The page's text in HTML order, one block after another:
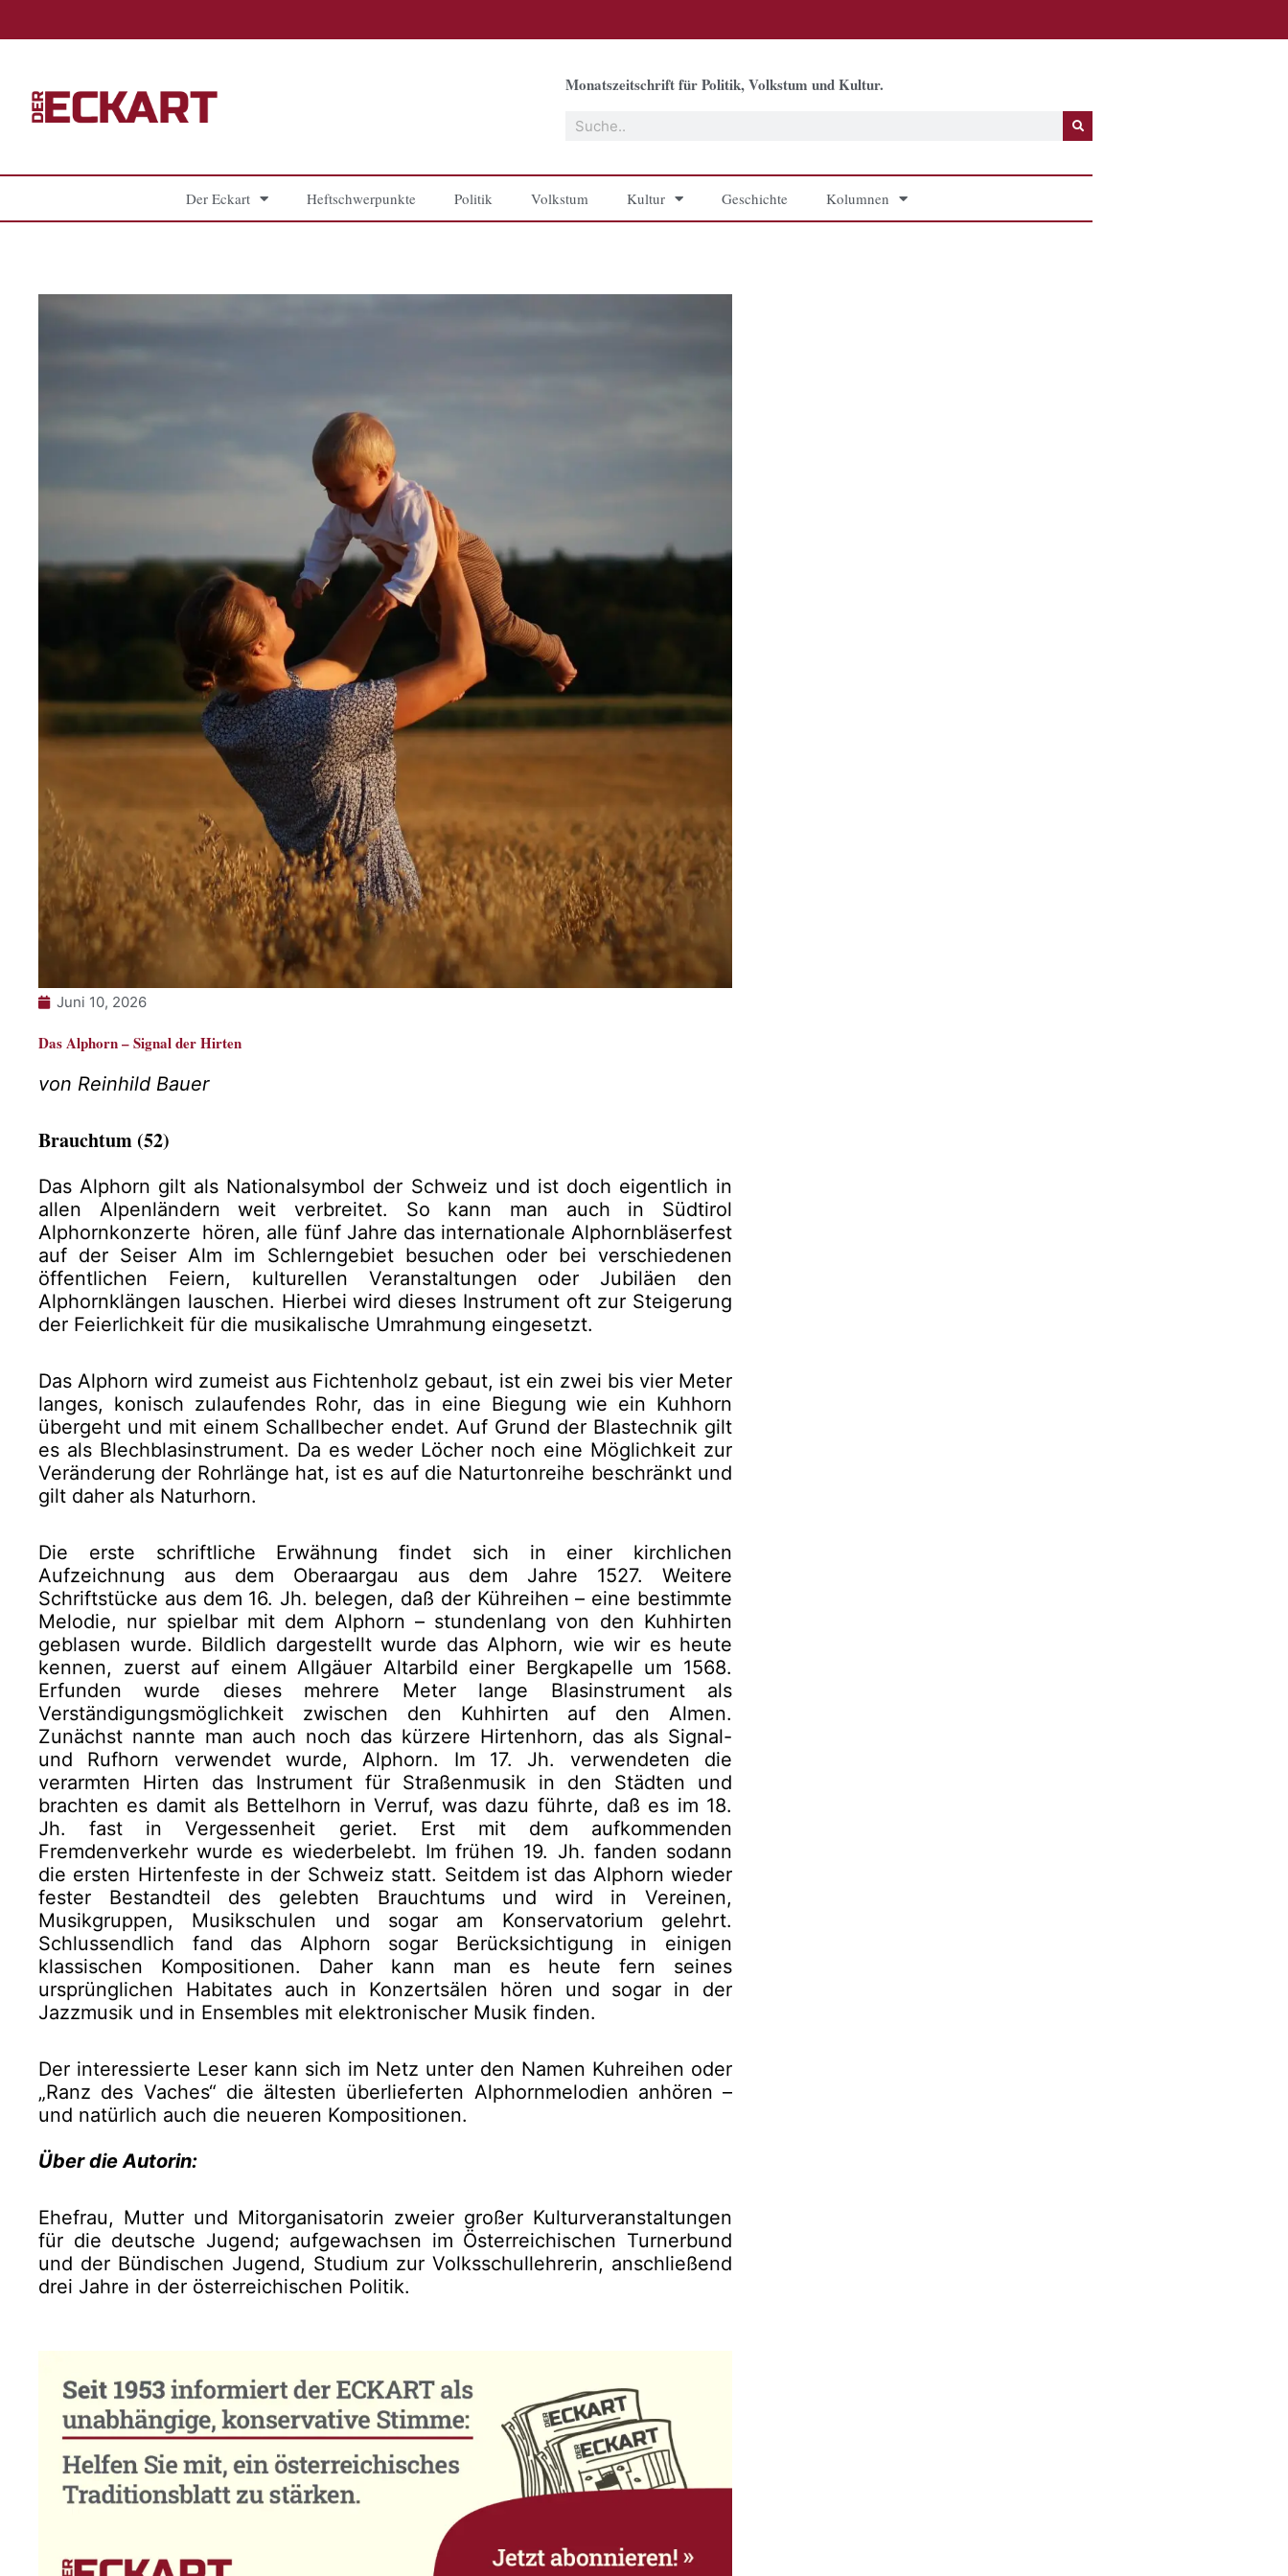
Monatszeitschrift für Politik, Volkstum und Kultur.
Suche
Der Eckart Heftschwerpunkte Politik Volkstum Kultur Geschichte Kolumnen
Juni 10, 2026
Das Alphorn – Signal der Hirten
von Reinhild Bauer
Brauchtum (52)
Das Alphorn gilt als Nationalsymbol der Schweiz und ist doch eigentlich in
allen Alpenländern weit verbreitet. So kann man auch in Südtirol
Alphornkonzerte hören, alle fünf Jahre das internationale Alphornbläserfest
auf der Seiser Alm im Schlerngebiet besuchen oder bei verschiedenen
öffentlichen Feiern, kulturellen Veranstaltungen oder Jubiläen den
Alphornklängen lauschen. Hierbei wird dieses Instrument oft zur Steigerung
der Feierlichkeit für die musikalische Umrahmung eingesetzt.
Das Alphorn wird zumeist aus Fichtenholz gebaut, ist ein zwei bis vier Meter
langes, konisch zulaufendes Rohr, das in eine Biegung wie ein Kuhhorn
übergeht und mit einem Schallbecher endet. Auf Grund der Blastechnik gilt
es als Blechblasinstrument. Da es weder Löcher noch eine Möglichkeit zur
Veränderung der Rohrlänge hat, ist es auf die Naturtonreihe beschränkt und
gilt daher als Naturhorn.
Die erste schriftliche Erwähnung findet sich in einer kirchlichen
Aufzeichnung aus dem Oberaargau aus dem Jahre 1527. Weitere
Schriftstücke aus dem 16. Jh. belegen, daß der Kühreihen – eine bestimmte
Melodie, nur spielbar mit dem Alphorn – stundenlang von den Kuhhirten
geblasen wurde. Bildlich dargestellt wurde das Alphorn, wie wir es heute
kennen, zuerst auf einem Allgäuer Altarbild einer Bergkapelle um 1568.
Erfunden wurde dieses mehrere Meter lange Blasinstrument als
Verständigungsmöglichkeit zwischen den Kuhhirten auf den Almen.
Zunächst nannte man auch noch das kürzere Hirtenhorn, das als Signal-
und Rufhorn verwendet wurde, Alphorn. Im 17. Jh. verwendeten die
verarmten Hirten das Instrument für Straßenmusik in den Städten und
brachten es damit als Bettelhorn in Verruf, was dazu führte, daß es im 18.
Jh. fast in Vergessenheit geriet. Erst mit dem aufkommenden
Fremdenverkehr wurde es wiederbelebt. Im frühen 19. Jh. fanden sodann
die ersten Hirtenfeste in der Schweiz statt. Seitdem ist das Alphorn wieder
fester Bestandteil des gelebten Brauchtums und wird in Vereinen,
Musikgruppen, Musikschulen und sogar am Konservatorium gelehrt.
Schlussendlich fand das Alphorn sogar Berücksichtigung in einigen
klassischen Kompositionen. Daher kann man es heute fern seines
ursprünglichen Habitates auch in Konzertsälen hören und sogar in der
Jazzmusik und in Ensembles mit elektronischer Musik finden.
Der interessierte Leser kann sich im Netz unter den Namen Kuhreihen oder
„Ranz des Vaches“ die ältesten überlieferten Alphornmelodien anhören –
und natürlich auch die neueren Kompositionen.
Über die Autorin:
Ehefrau, Mutter und Mitorganisatorin zweier großer Kulturveranstaltungen
für die deutsche Jugend; aufgewachsen im Österreichischen Turnerbund
und der Bündischen Jugend, Studium zur Volksschullehrerin, anschließend
drei Jahre in der österreichischen Politik.